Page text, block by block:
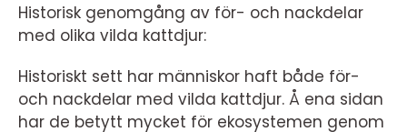
Historisk genomgång av för- och nackdelar
med olika vilda kattdjur:
Historiskt sett har människor haft både för-
och nackdelar med vilda kattdjur. Å ena sidan
har de betytt mycket för ekosystemen genom